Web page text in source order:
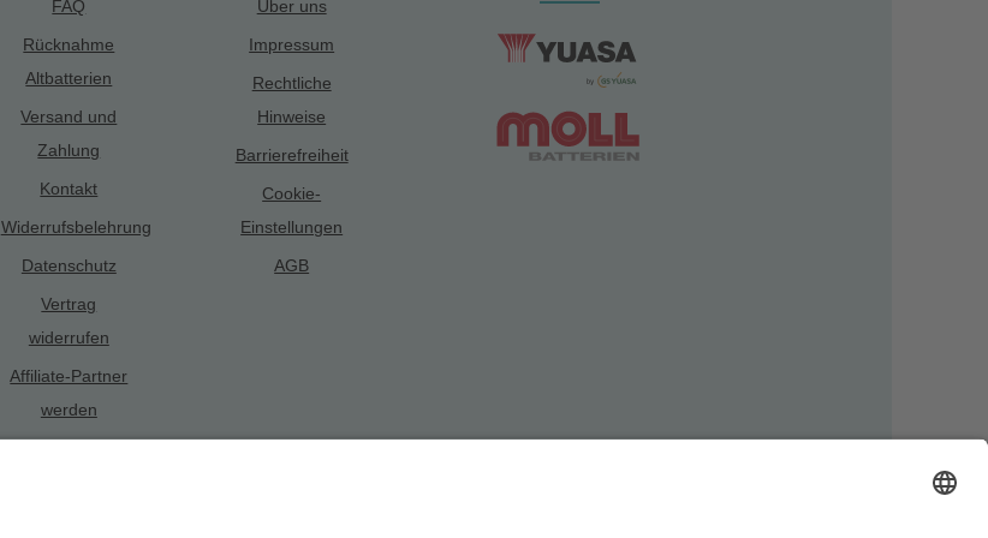
FAQ
Rücknahme
Altbatterien
Versand und
Zahlung
Kontakt
Widerrufsbelehrung
Datenschutz
Vertrag
widerrufen
Affiliate-Partner
werden
Über uns
Impressum
Rechtliche
Hinweise
Barrierefreiheit
Cookie-
Einstellungen
AGB